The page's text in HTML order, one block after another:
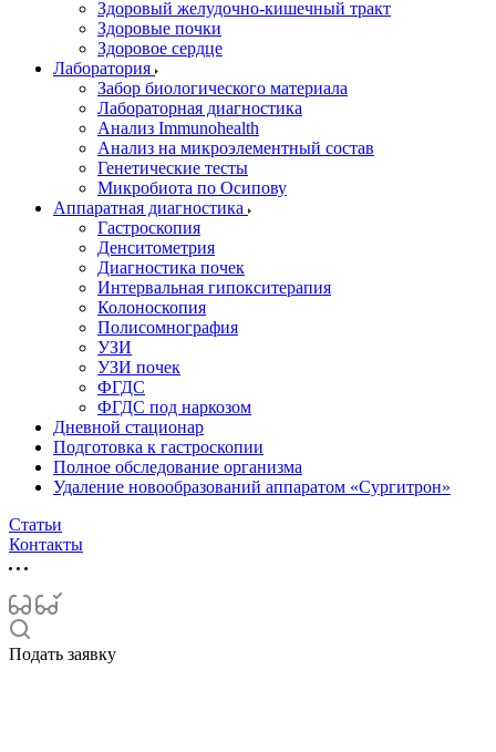
Здоровый желудочно-кишечный тракт
Здоровые почки
Здоровое сердце
Лаборатория
Забор биологического материала
Лабораторная диагностика
Анализ Immunohealth
Анализ на микроэлементный состав
Генетические тесты
Микробиота по Осипову
Аппаратная диагностика
Гастроскопия
Денситометрия
Диагностика почек
Интервальная гипокситерапия
Колоноскопия
Полисомнография
УЗИ
УЗИ почек
ФГДС
ФГДС под наркозом
Дневной стационар
Подготовка к гастроскопии
Полное обследование организма
Удаление новообразований аппаратом «Сургитрон»‎
Статьи
Контакты
Подать заявку